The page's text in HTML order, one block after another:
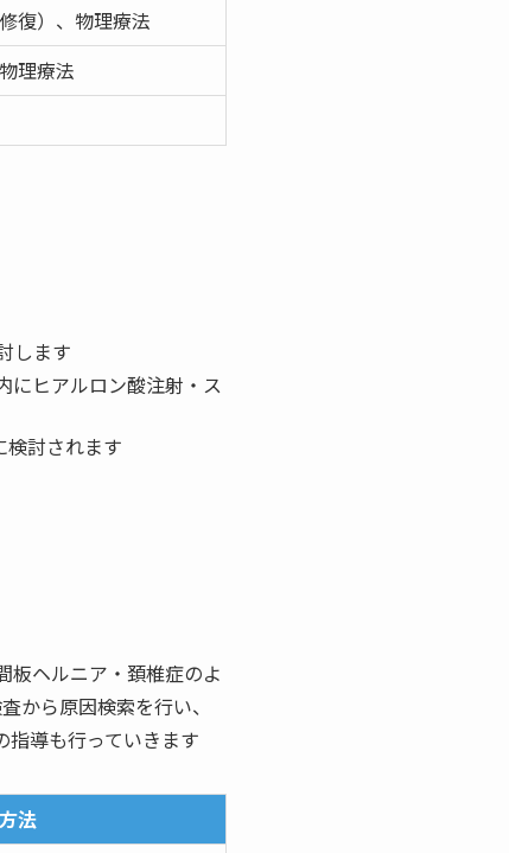
復）、物理療法
理療法
します
にヒアルロン酸注射・ス
検討されます
板ヘルニア・頚椎症のよ
から原因検索を行い、
指導も行っていきます
法